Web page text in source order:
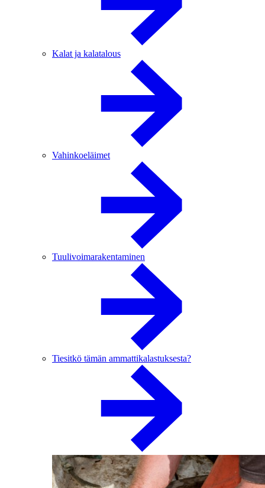
Kalat ja kalatalous
Vahinkoeläimet
Tuulivoimarakentaminen
Tiesitkö tämän ammattikalastuksesta?